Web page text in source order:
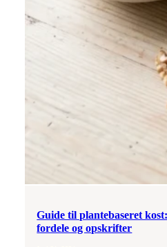
Guide til plantebaseret
fordele og opskrifter